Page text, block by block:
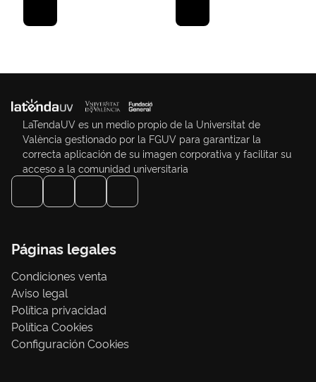
LaTendaUV es un medio propio de la Universitat de
València gestionado por la FGUV para garantizar la
correcta aplicación de su imagen corporativa y facilitar su
acceso a la comunidad universitaria
Páginas legales
Condiciones venta
Aviso legal
Política privacidad
Política Cookies
Configuración Cookies